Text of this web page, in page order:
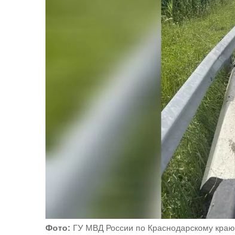
Фото: ГУ МВД России по Краснодарскому краю